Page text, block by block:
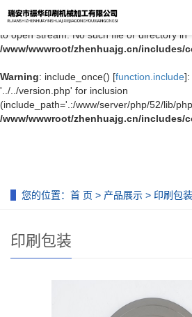
Warning: include_once(../../version.php) [
to open stream: No such file or directory in
/www/wwwroot/zhenhuajg.cn/includes/
Warning: include_once() [function.include]:
'../../version.php' for inclusion
(include_path='.:/www/server/php/52/lib/
/www/wwwroot/zhenhuajg.cn/includes/
您的位置： 首 页 > 产品展示 > 印刷包装
印刷包装